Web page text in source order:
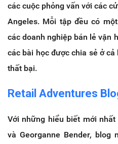
các cuộc phỏng vấn với các
Angeles. Mỗi tập đều có
các doanh nghiệp bán lẻ vận
các bài học được chia sẻ ở
thất bại.
Retail Adventures
Với những hiểu biết mới
và Georganne Bender, blog